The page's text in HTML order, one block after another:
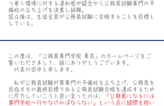
り巻く環境に対する違和感や疑念から公務員試験専門の予
備校の立ち上げを決意し辞職。
設立後は、生徒全員が公務員試験に合格することを目標と
している。
この度は、「公務員専門学院 勇気」のホームページをご
覧いただきまして、誠にありがとうございます。
代表の田中と申します。
私が公務員試験対策専門の予備校を立ち上げ、公務員を
目指す方の最終目標である公務員試験合格を達成するため
に尽力していこうと思い至ったのは、
「公務員になるには
専門学校へ行かなければならない」という点に疑問を抱い